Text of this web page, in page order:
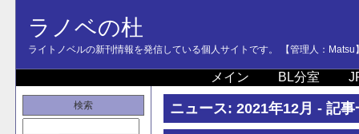
ラノベの杜
ライトノベルの新刊情報を発信している個人サイトです。 【管理人：Matsu
メイン BL分室
検索 ニュース: 2021年12月 - 記事